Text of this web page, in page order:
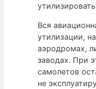
Вся
утилизации,
аэродромах,
заводах. При
самолетов
не